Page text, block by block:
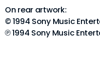
On rear artwork:
© 1994 Sony Music
℗ 1994 Sony Music